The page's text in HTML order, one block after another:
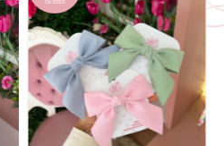
ou mais